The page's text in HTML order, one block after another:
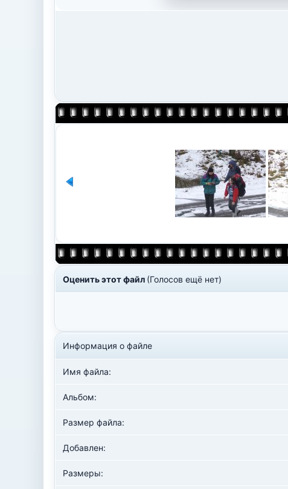
Оценить этот файл (Голосов ещё нет)
Информация о файле
Имя файла:
Альбом:
Размер файла:
Добавлен:
Размеры: